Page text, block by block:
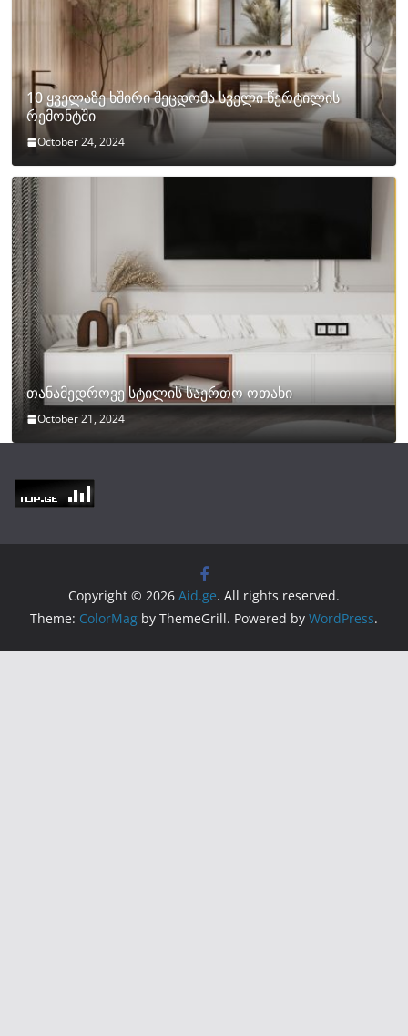
10 ყველაზე ხშირი შეცდომა სველი წერტილის
რემონტში
October 24, 2024
თანამედროვე სტილის საერთო ოთახი
October 21, 2024
Copyright © 2026 Aid.ge. All rights reserved.
Theme: ColorMag by ThemeGrill. Powered by WordPress.